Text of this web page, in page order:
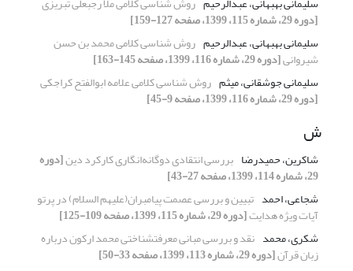
[دوره 29، شماره 115، 1399، صفحه 127-159]
سلیمانی بهبهانی، عبدالرحیم روش شناسی کلامی محمد بن حسن
شیروانی[دوره 29، شماره 116، 1399، صفحه 145-163]
سلیمانی جوشقانی، میثم روش شناسی کلامی علامه ابوالفتح کراجکی
[دوره 29، شماره 116، 1399، صفحه 9-45]
ش
شاکرین، حمیدرضا بررسی انتقادی دوگانه‌انگاری کارکرد دین[دوره
29، شماره 114، 1399، صفحه 27-43]
شجاعی، احمد تبیین و بررسی عصمت پیامبران(علیهم السلام) در پرتو
آیات ویژه هدایت[دوره 29، شماره 115، 1399، صفحه 109-125]
شکری، محمد
نقد و بررسی مبانی معرفت‎شناختی محمد ارکون درباره
زبان قرآن[دوره 29، شماره 113، 1399، صفحه 33-50]